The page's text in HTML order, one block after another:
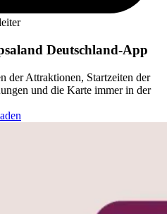
Deutschland-App
der Attraktionen, Startzeiten der
und die Karte immer in der